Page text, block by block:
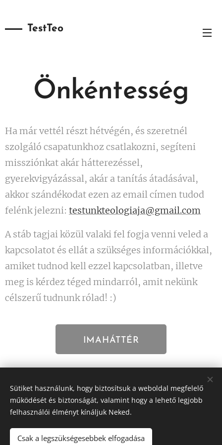
TestTeo
Önkéntesség
Ha már vettél részt hétvégén, és szeretnél
szolgáló csapatunkhoz csatlakozni, segíteni
missziónkat akár hátterezéssel,
gyerekvigyázással, akár a tanítás átadásával,
akkor szándékodat ezen az email címen tudod
felénk jelezni: testunkteologiaja@gmail.com
A stáb tagjai közül valaki fel fogja venni veled a
kapcsolatot és ellát a szükséges információkkal,
amiket tudnod kell ezzel kapcsolatban, illetve
meg is kérdez téged mindarról, amit nekünk
célszerű tudnunk rólad! :)
IMAHÁTTÉR
ADOMÁNY
Sütiket használunk, hogy biztosítsuk a weboldal megfelelő
működését és biztonságát, valamint hogy a lehető legjobb
felhasználói élményt kínáljuk Neked.
Csak a legszükségesebbek elfogadása